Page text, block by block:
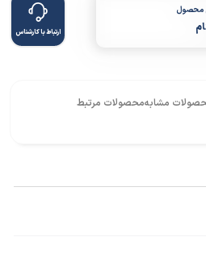
محصول
ارتباط با کارشناس
مشابهمحصولات مرتبط